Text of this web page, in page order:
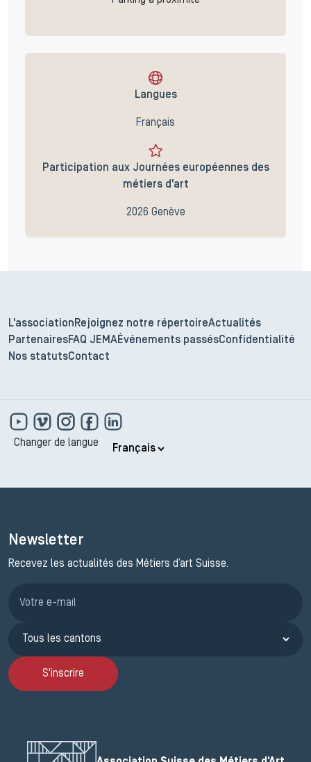
Langues
Français
Participation aux Journées européennes des
métiers d'art
2026 Genève
L'association Rejoignez notre répertoireActualités
PartenairesFAQ JEMAÉvénements passésConfidentialité
Nos statutsContact
Changer de langue
Newsletter
Recevez les actualités des Métiers d’art Suisse.
S'inscrire